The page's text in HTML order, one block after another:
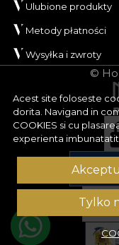
Acest site foloseste
dorita. Navigand in
COOKIES si cu
experienta
Tylko
Ulubione produkty
Metody płatności
Wysyłka i zwroty
©